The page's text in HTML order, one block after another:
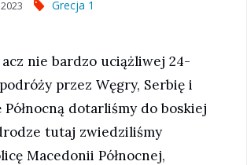
Grecja 1
acz nie bardzo uciążliwej 24-
przez Węgry, Serbię i
Północną dotarliśmy do boskiej
tutaj zwiedziliśmy
Macedonii Północnej,